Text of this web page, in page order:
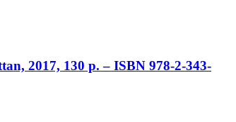
2017, 130 p. – ISBN 978-2-343-